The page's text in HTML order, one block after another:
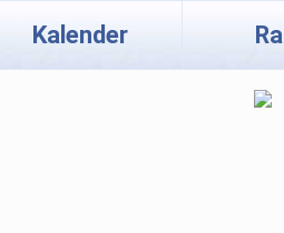
Kalender